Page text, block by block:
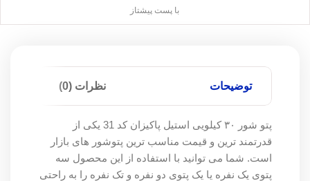
با پست پیشتاز
توضیحات نظرات (0)
پتو شور ۳۰ کیلویی استیل پاکیزان کد 31 یکی از
قدرتمند ترین و قیمت مناسب ترین پتوشور های بازار
است. شما می توانید با استفاده از این محصول سه
پتوی یک نفره یا یک پتوی دو نفره و تک نفره را به راحتی